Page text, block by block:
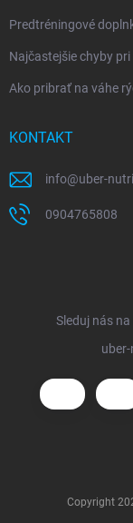
Predtréningové
Najčastejšie chyby
Ako pribrať na váhe
KONTAKT
info@uber-
0904765808
Sleduj nás
Copyright